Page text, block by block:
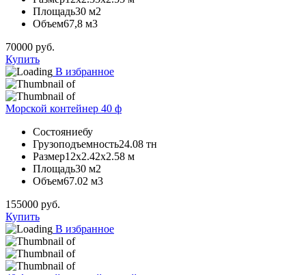
Площадь30 м2
Объем67,8 м3
70000 руб.
Купить
В избранное
Морской контейнер 40 ф
Состояниебу
Грузоподъемность24.08 тн
Размер12х2.42х2.58 м
Площадь30 м2
Объем67.02 м3
155000 руб.
Купить
В избранное